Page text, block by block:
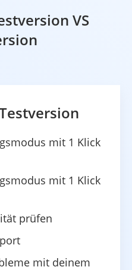
VS
mit 1 Klick
mit 1 Klick
prüfen
mit deinem